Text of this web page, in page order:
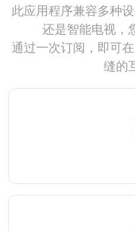
此应用程序兼容多种
还是智能电视，
通过一次订阅，即可
缝的